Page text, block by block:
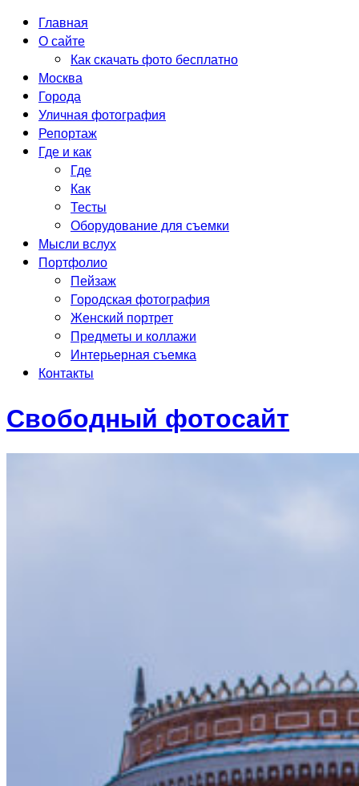
Главная
О сайте
Как скачать фото бесплатно
Москва
Города
Уличная фотография
Репортаж
Где и как
Где
Как
Тесты
Оборудование для съемки
Мысли вслух
Портфолио
Пейзаж
Городская фотография
Женский портрет
Предметы и коллажи
Интерьерная съемка
Контакты
Свободный фотосайт